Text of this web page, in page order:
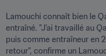
Lamouchi connaît bien le
entraîné. "J’ai travaillé au
puis comme entraîneur en
retour", confirme un